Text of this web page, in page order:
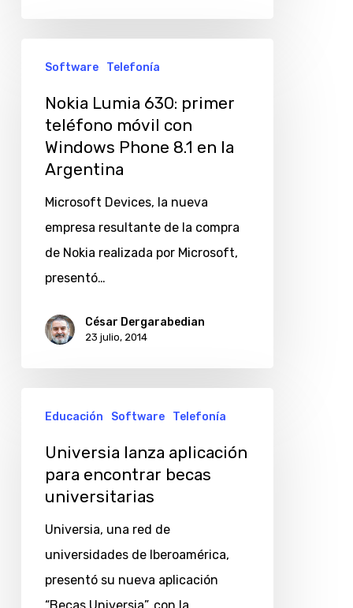
Lumia
primer
teléfono
móvil
Windows
Phone
Software Telefonía
Nokia Lumia 630: primer
teléfono móvil con
Windows Phone 8.1 en la
Argentina
Microsoft Devices, la nueva
empresa resultante de la compra
de Nokia realizada por Microsoft,
presentó…
César Dergarabedian
23 julio, 2014
lanza
aplicación
encontrar
becas
universitarias
Educación Software Telefonía
Universia lanza aplicación
para encontrar becas
universitarias
Universia, una red de
universidades de Iberoamérica,
presentó su nueva aplicación